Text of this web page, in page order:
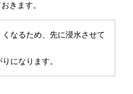
きます。
なるため、先に浸水させて
になります。